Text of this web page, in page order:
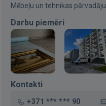
Mēbeļu un tehnikas
Darbu piemēri
Kontakti
+371 *** *** 90